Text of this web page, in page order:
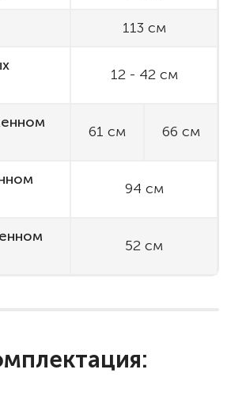
113 см
12 - 42 см
61 см 66 см
94 см
52 см